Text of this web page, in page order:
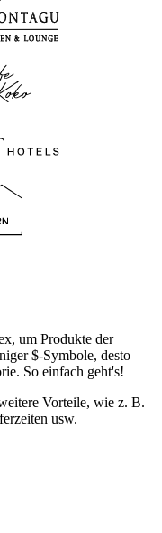
um Produkte der
$-Symbole, desto
So einfach geht's!
Vorteile, wie z. B.
usw.